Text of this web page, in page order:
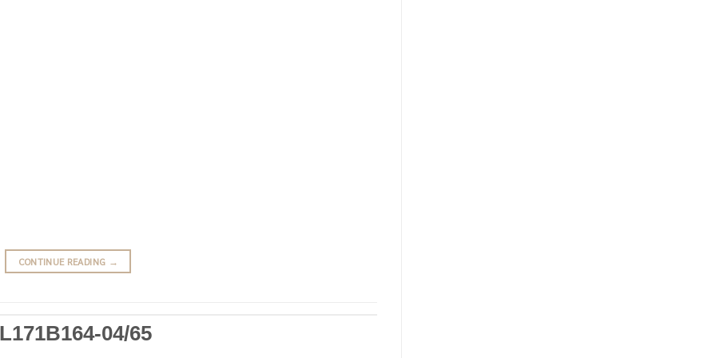
CONTINUE READING →
04/65